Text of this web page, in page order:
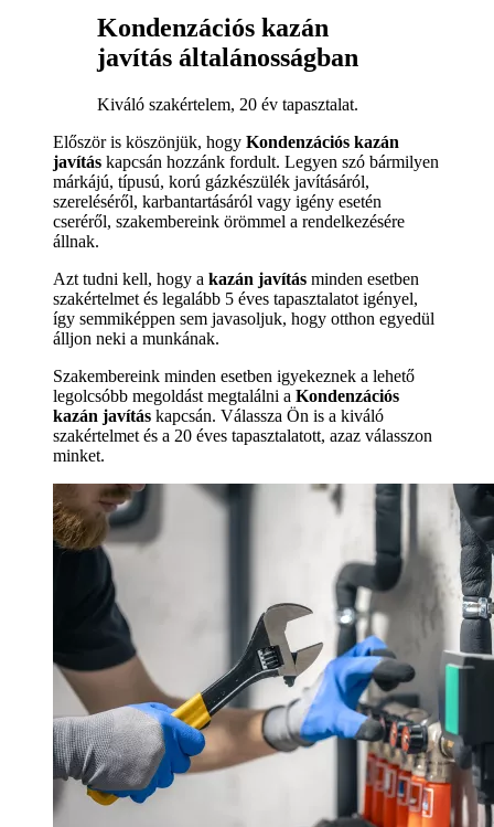
Kondenzációs kazán
javítás általánosságban
Kiváló szakértelem, 20 év tapasztalat.
Először is köszönjük, hogy Kondenzációs kazán
javítás kapcsán hozzánk fordult. Legyen szó bármilyen
márkájú, típusú, korú gázkészülék javításáról,
szereléséről, karbantartásáról vagy igény esetén
cseréről, szakembereink örömmel a rendelkezésére
állnak.
Azt tudni kell, hogy a kazán javítás minden esetben
szakértelmet és legalább 5 éves tapasztalatot igényel,
így semmiképpen sem javasoljuk, hogy otthon egyedül
álljon neki a munkának.
Szakembereink minden esetben igyekeznek a lehető
legolcsóbb megoldást megtalálni a Kondenzációs
kazán javítás kapcsán. Válassza Ön is a kiváló
szakértelmet és a 20 éves tapasztalatott, azaz válasszon
minket.